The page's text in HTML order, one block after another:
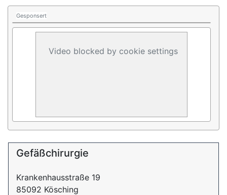
Gesponsert
Video blocked by cookie settings
Gefäßchirurgie
Krankenhausstraße 19
85092 Kösching